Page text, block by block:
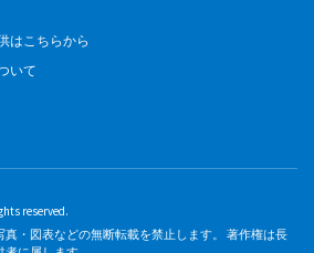
はこちらから
いて
reserved.
・図表などの無断転載を禁止します。 著作権は長